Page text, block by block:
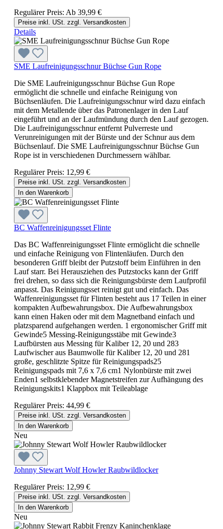
Regulärer Preis: Ab 39,99 €
Preise inkl. USt. zzgl. Versandkosten
Details
SME Laufreinigungsschnur Büchse Gun Rope
Die SME Laufreinigungsschnur Büchse Gun Rope
ermöglicht die schnelle und einfache Reinigung von
Büchsenläufen. Die Laufreinigungsschnur wird dazu einfach
mit dem Metallende über das Patronenlager in den Lauf
eingeführt und an der Laufmündung durch den Lauf gezogen.
Die Laufreinigungsschnur entfernt Pulverreste und
Verunreinigungen mit der Bürste und der Schnur aus dem
Büchsenlauf. Die SME Laufreinigungsschnur Büchse Gun
Rope ist in verschiedenen Durchmessern wählbar.
Regulärer Preis: 12,99 €
Preise inkl. USt. zzgl. Versandkosten
In den Warenkorb
BC Waffenreinigungsset Flinte
Das BC Waffenreinigungsset Flinte ermöglicht die schnelle
und einfache Reinigung von Flintenläufen. Durch den
besonderen Griff bleibt der Putzstoff beim Einführen in den
Lauf starr. Bei Herausziehen des Putzstocks kann der Griff
frei drehen, so dass sich die Reinigungsbürste dem Laufprofil
anpasst. Das Reinigungsset reinigt gut und einfach. Das
Waffenreinigungsset für Flinten besteht aus 17 Teilen in einer
kompakten Aufbewahrungsbox. Die Aufbewahrungsbox
kann einen Haken oder mit dem Magnetband einfach und
platzsparend aufgehangen werden. 1 ergonomischer Griff mit
Gewinde5 Messing-Reinigungsstäbe mit Gewinde3
Laufbürsten aus Messing für Kaliber 12, 20 und 283
Laufwischer aus Baumwolle für Kaliber 12, 20 und 281
große, geschlitzte Spitze für Reinigungspads25
Reinigungspads mit 7,6 x 7,6 cm1 Nylonbürste mit zwei
Enden1 selbstklebender Magnetstreifen zur Aufhängung des
Reinigungskits1 Klappbox mit Teileablage
Regulärer Preis: 44,99 €
Preise inkl. USt. zzgl. Versandkosten
In den Warenkorb
Neu
Johnny Stewart Wolf Howler Raubwildlocker
Regulärer Preis: 12,99 €
Preise inkl. USt. zzgl. Versandkosten
In den Warenkorb
Neu